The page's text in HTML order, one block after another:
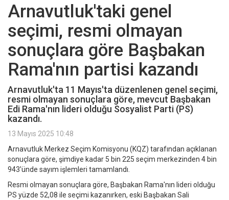
Arnavutluk'taki genel
seçimi, resmi olmayan
sonuçlara göre Başbakan
Rama'nın partisi kazandı
Arnavutluk'ta 11 Mayıs'ta düzenlenen genel seçimi,
resmi olmayan sonuçlara göre, mevcut Başbakan
Edi Rama'nın lideri olduğu Sosyalist Parti (PS)
kazandı.
13 Mayıs 2025 10:48
Arnavutluk Merkez Seçim Komisyonu (KQZ) tarafından açıklanan
sonuçlara göre, şimdiye kadar 5 bin 225 seçim merkezinden 4 bin
943'ünde sayım işlemleri tamamlandı.
Resmi olmayan sonuçlara göre, Başbakan Rama'nın lideri olduğu
PS yüzde 52,08 ile seçimi kazanırken, eski Başbakan Sali